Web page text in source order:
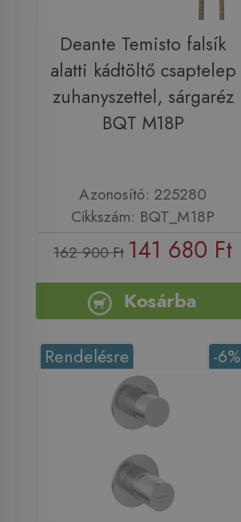
Deante Temisto falsík
alatti kádtöltő csaptelep
zuhanyszettel, sárgaréz
BQT M18P
Azonosító: 225280
Cikkszám: BQT_M18P
162 900 Ft 141 680 Ft
Kosárba
-6%
Rendelésre